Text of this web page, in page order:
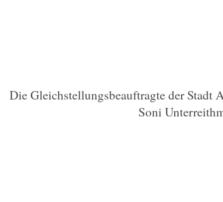
Die Gleichstellungsbeauftragte der Stadt
Soni